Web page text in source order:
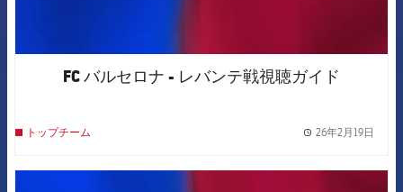
FC バルセロナ - レバンテ戦視聴ガイド
トップチーム 26年2月19日